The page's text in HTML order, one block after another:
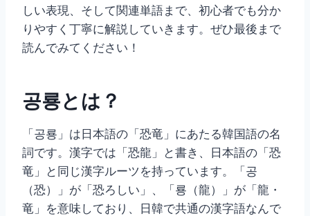
しい表現、そして関連単語まで、初心者でも分か
りやすく丁寧に解説していきます。ぜひ最後まで
読んでみてください！
공룡とは？
「공룡」は日本語の「恐竜」にあたる韓国語の名
詞です。漢字では「恐龍」と書き、日本語の「恐
竜」と同じ漢字ルーツを持っています。「공
（恐）」が「恐ろしい」、「룡（龍）」が「龍・
竜」を意味しており、日韓で共通の漢字語なんで